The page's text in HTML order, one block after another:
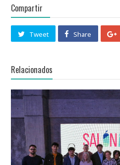
Compartir
Tweet Share
Relacionados